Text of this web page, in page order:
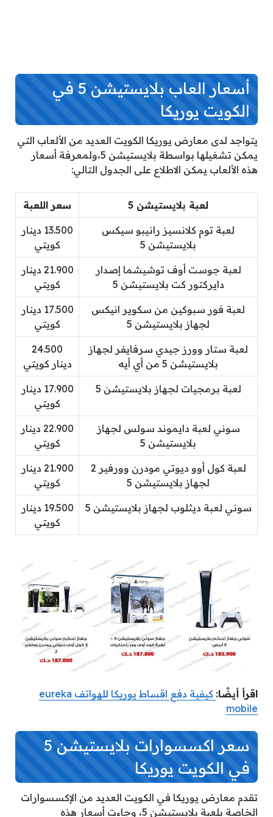
أسعار العاب بلايستيشن 5 في
الكويت يوريكا
يتواجد لدى معارض يوريكا الكويت العديد من الألعاب التي
يمكن تشغيلها بواسطة بلايستيشن 5،ولمعرفة أسعار
هذه الألعاب يمكن الاطلاع على الجدول التالي:
لعبة بلايستيشن 5 سعر اللعبة
لعبة توم كلانسيز رانيبو سيكس
بلايستيشن 5
13.500 دينار
كويتي
لعبة جوست أوف توشيشما إصدار
دايركتور كت بلايستيشن 5
21.900 دينار
كويتي
لعبة فور سبوكين من سكوير انيكس
لجهاز بلايستيشن 5
17.500 دينار
كويتي
لعبة ستار وورز جيدي سرفايفر لجهاز
بلايستيشن 5 من أي أيه
24.500
دينار كويتي
لعبة برمجيات لجهاز بلايستيشن 5
17.900 دينار
كويتي
سوني لعبة دايموند سولس لجهاز
بلايستيشن 5
22.900 دينار
كويتي
لعبة كول أوو ديوتي مودرن وورفير 2
لجهاز بلايستيشن 5
21.900 دينار
كويتي
سوني لعبة ديثلوب لجهاز بلايستيشن 5
19.500 دينار
كويتي
اقرأ أيضًا:
كيفية دفع اقساط يوريكا للهواتف eureka
mobile
سعر اكسسوارات بلايستيشن 5
في الكويت يوريكا
تقدم معارض يوريكا في الكويت العديد من الإكسسوارات
الخاصة بلعبة بلايستيشن 5، وجاءت أسعار هذه